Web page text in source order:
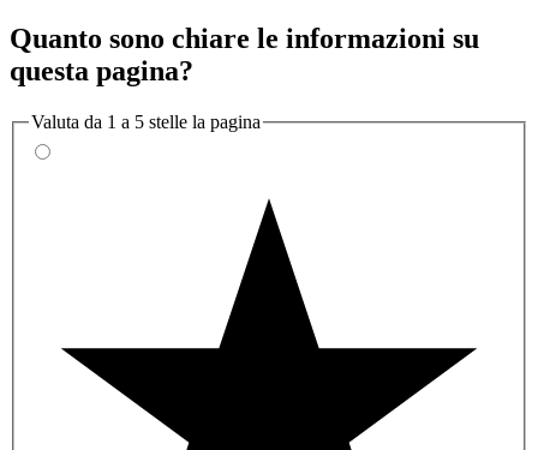
Quanto sono chiare le informazioni su
questa pagina?
Valuta da 1 a 5 stelle la pagina